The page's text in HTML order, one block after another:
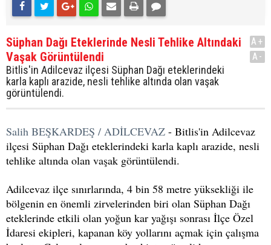
Süphan Dağı Eteklerinde Nesli Tehlike Altındaki
Vaşak Görüntülendi
Bitlis'in Adilcevaz ilçesi Süphan Dağı eteklerindeki
karla kaplı arazide, nesli tehlike altında olan vaşak
görüntülendi.
A+
A-
Salih BEŞKARDEŞ / ADİLCEVAZ - Bitlis'in Adilcevaz
ilçesi Süphan Dağı eteklerindeki karla kaplı arazide, nesli
tehlike altında olan vaşak görüntülendi.
Adilcevaz ilçe sınırlarında, 4 bin 58 metre yüksekliği ile
bölgenin en önemli zirvelerinden biri olan Süphan Dağı
eteklerinde etkili olan yoğun kar yağışı sonrası İlçe Özel
İdaresi ekipleri, kapanan köy yollarını açmak için çalışma